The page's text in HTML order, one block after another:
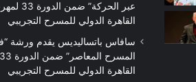
عبر الحركة” ضمن
القاهرة الدولي للمسرح التجريبي
سافاس باتساليديس يقدم ورشة
القاهرة الدولي للمسرح التجريبي
فلسفية
الأداء
مهلة
الترشح
لجائزة
التميز
منذ 5 أيام
الهيئة العربية
مهلة الترشح